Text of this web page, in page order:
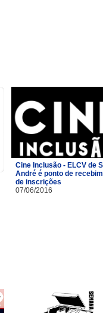
Cine Inclusão - ELCV de
André é ponto de
de inscrições
07/06/2016